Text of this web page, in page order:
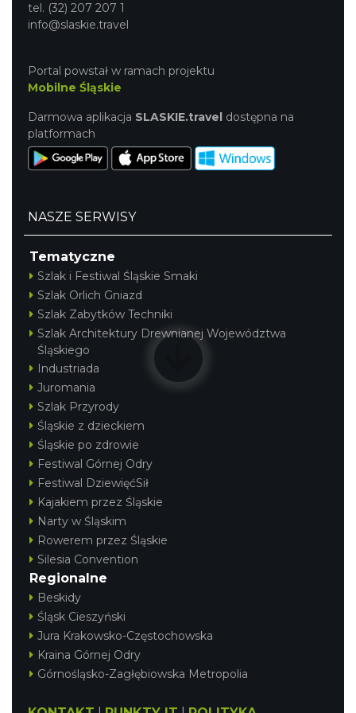
Mirosław Szołtysek - koncert
Brenna
2026-08-15
7.65 km
Dotknij Tradycji - lato w Gminie Brenna
Brenna
7.68 km
III Ogólnopolski Festiwal Folkloru
Dziecięcego „ Jaworowy Listek”
Istebna
8.18 km
Jak czytać las
tel. (32) 207 207 1
info@slaskie.travel
Portal powstał w ramach projektu
Mobilne Śląskie
Darmowa aplikacja SLASKIE.travel dostępna na
platformach
NASZE SERWISY
Tematyczne
Szlak i Festiwal Śląskie Smaki
Szlak Orlich Gniazd
Szlak Zabytków Techniki
Szlak Architektury Drewnianej Województwa
Śląskiego
Industriada
Juromania
Szlak Przyrody
Śląskie z dzieckiem
Śląskie po zdrowie
Festiwal Górnej Odry
Festiwal DziewięćSił
Kajakiem przez Śląskie
Narty w Śląskim
Rowerem przez Śląskie
Silesia Convention
Regionalne
Beskidy
Śląsk Cieszyński
Jura Krakowsko-Częstochowska
Kraina Górnej Odry
Górnośląsko-Zagłębiowska Metropolia